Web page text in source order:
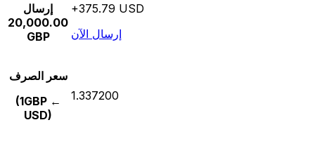
إرسال
20,000.00
GBP
+375.79 USD
إرسال الآن
سعر الصرف
(1GBP ←
USD)
1.337200